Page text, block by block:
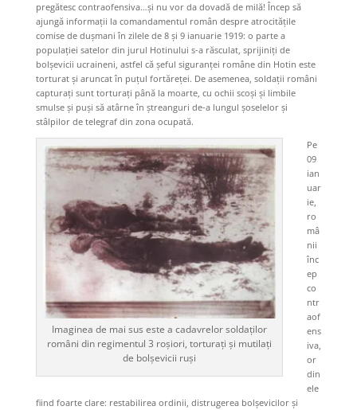
pregătesc contraofensiva…și nu vor da dovadă de milă! Încep să
ajungă informații la comandamentul român despre atrocitățile
comise de dușmani în zilele de 8 și 9 ianuarie 1919: o parte a
populației satelor din jurul Hotinului s-a răsculat, sprijiniți de
bolșevicii ucraineni, astfel că șeful siguranței române din Hotin este
torturat și aruncat în puțul fortăreței. De asemenea, soldații români
capturați sunt torturați până la moarte, cu ochii scoși și limbile
smulse și puși să atârne în ștreanguri de-a lungul șoselelor și
stâlpilor de telegraf din zona ocupată.
Imaginea de mai sus este a cadavrelor soldaților
români din regimentul 3 roșiori, torturați și mutilați
de bolșevicii ruși
Pe
09
ian
uar
ie,
ro
mâ
nii
înc
ep
co
ntr
aof
ens
iva,
or
din
ele
fiind foarte clare: restabilirea ordinii, distrugerea bolșevicilor și